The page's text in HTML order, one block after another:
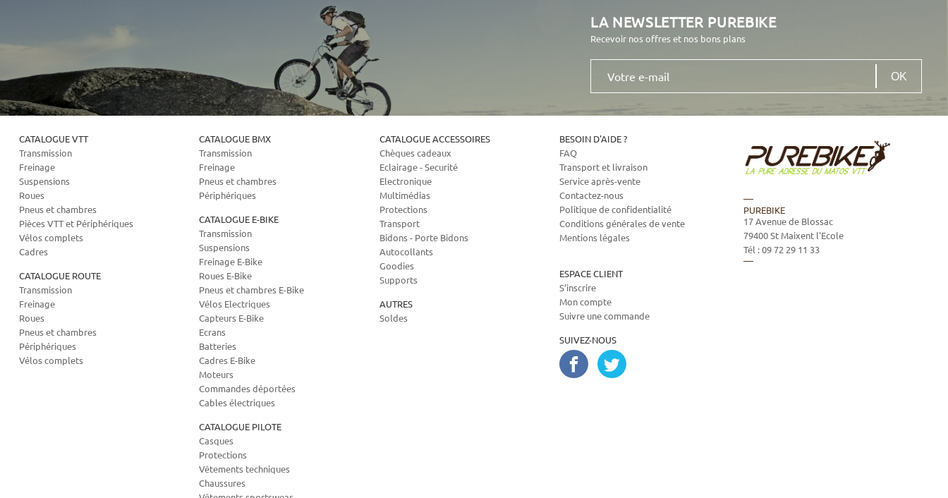
LA NEWSLETTER PUREBIKE
Recevoir nos offres et nos bons plans
Votre
mail
CATALOGUE VTT
Transmission
Freinage
Suspensions
Roues
Pneus et chambres
Pièces VTT et Périphériques
Vélos complets
Cadres
CATALOGUE ROUTE
Transmission
Freinage
Roues
Pneus et chambres
Périphériques
Vélos complets
CATALOGUE BMX
Transmission
Freinage
Pneus et chambres
Périphériques
CATALOGUE E-BIKE
Transmission
Suspensions
Freinage E-Bike
Roues E-Bike
Pneus et chambres E-Bike
Vélos Electriques
Capteurs E-Bike
Ecrans
Batteries
Cadres E-Bike
Moteurs
Commandes déportées
Cables électriques
CATALOGUE PILOTE
Casques
Protections
Vêtements techniques
Chaussures
CATALOGUE ACCESSOIRES
Chèques cadeaux
Eclairage - Securité
Electronique
Multimédias
Protections
Transport
Bidons - Porte Bidons
Autocollants
Goodies
Supports
AUTRES
Soldes
BESOIN D'AIDE ?
FAQ
Transport et livraison
Service après-vente
Contactez-nous
Politique de confidentialité
Conditions générales de vente
Mentions légales
ESPACE CLIENT
S’inscrire
Mon compte
Suivre une commande
SUIVEZ-NOUS
PUREBIKE
17 Avenue de Blossac
79400St Maixent l'Ecole
Tél :09 72 29 11 33